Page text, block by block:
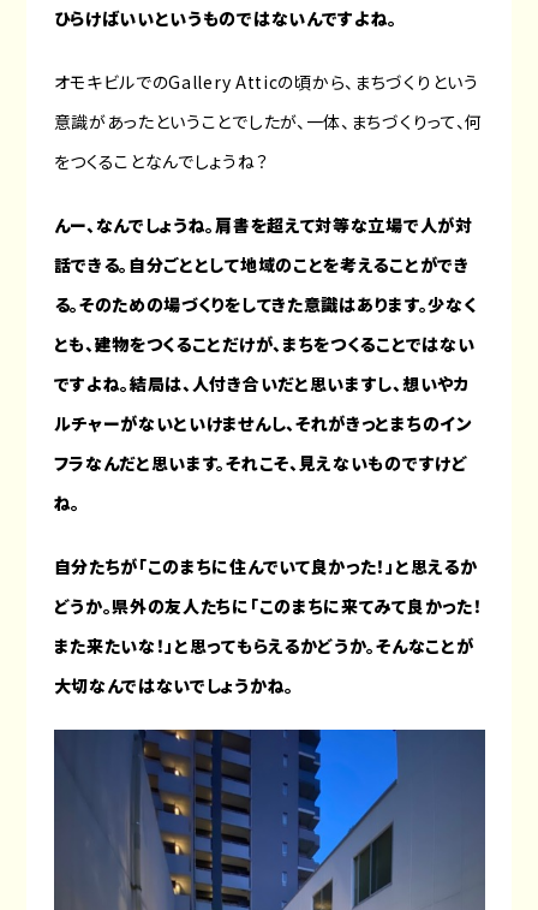
ひらけばいいというものではないんですよね。
オモキビルでのGallery Atticの頃から、まちづくりという
意識があったということでしたが、一体、まちづくりって、何
をつくることなんでしょうね？
んー、なんでしょうね。肩書を超えて対等な立場で人が対
話できる。自分ごととして地域のことを考えることができ
る。そのための場づくりをしてきた意識はあります。少なく
とも、建物をつくることだけが、まちをつくることではない
ですよね。結局は、人付き合いだと思いますし、想いやカ
ルチャーがないといけませんし、それがきっとまちのイン
フラなんだと思います。それこそ、見えないものですけど
ね。
自分たちが「このまちに住んでいて良かった！」と思えるか
どうか。県外の友人たちに「このまちに来てみて良かった！
また来たいな！」と思ってもらえるかどうか。そんなことが
大切なんではないでしょうかね。